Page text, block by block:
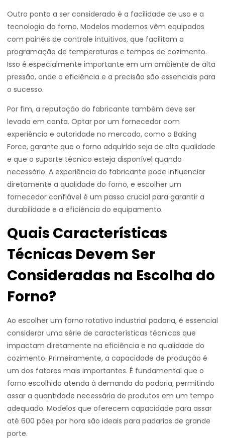
Outro ponto a ser considerado é a facilidade de uso e a
tecnologia do forno. Modelos modernos vêm equipados
com painéis de controle intuitivos, que facilitam a
programação de temperaturas e tempos de cozimento.
Isso é especialmente importante em um ambiente de alta
pressão, onde a eficiência e a precisão são essenciais para
o sucesso.
Por fim, a reputação do fabricante também deve ser
levada em conta. Optar por um fornecedor com
experiência e autoridade no mercado, como a Baking
Force, garante que o forno adquirido seja de alta qualidade
e que o suporte técnico esteja disponível quando
necessário. A experiência do fabricante pode influenciar
diretamente a qualidade do forno, e escolher um
fornecedor confiável é um passo crucial para garantir a
durabilidade e a eficiência do equipamento.
Quais Características
Técnicas Devem Ser
Consideradas na Escolha do
Forno?
Ao escolher um forno rotativo industrial padaria, é essencial
considerar uma série de características técnicas que
impactam diretamente na eficiência e na qualidade do
cozimento. Primeiramente, a capacidade de produção é
um dos fatores mais importantes. É fundamental que o
forno escolhido atenda à demanda da padaria, permitindo
assar a quantidade necessária de produtos em um tempo
adequado. Modelos que oferecem capacidade para assar
até 600 pães por hora são ideais para padarias de grande
porte.